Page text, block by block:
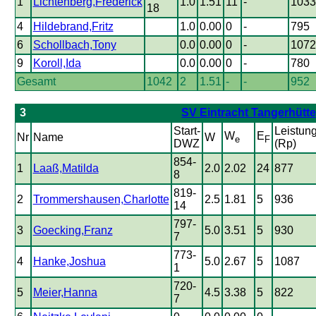
18
4 Hildebrand,Fritz 1.0 0.00 0 -
795
6
Schollbach,Tony 0.0 0.00 0 -
1072
9
Koroll,Ida 0.0 0.00 0 -
780
Gesamt
1042 2 1.51 - - 952
3 SV Eintracht
Nr Name
Start-
DWZ
W We E F (Rp)
1 Laaß,Matilda
854-
8
2.0 2.02 24 877
2 Trommershausen,Charlotte
819-
14
2.5 1.81 5 936
3 Goecking,Franz
797-
7
5.0 3.51 5 930
4 Hanke,Joshua
773-
1
5.0 2.67 5 1087
5 Meier,Hanna
720-
7
4.5 3.38 5 822